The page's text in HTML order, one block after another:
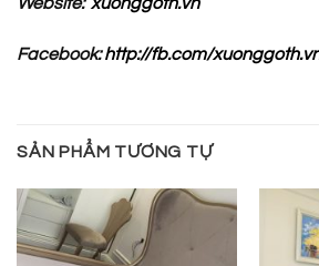
Facebook:http://fb.com/
SẢN PHẨM TƯƠNG TỰ